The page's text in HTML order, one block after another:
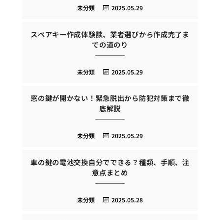
2025.05.29
未分類
スペアキー作成体験談、業者選びから作成完了ま
での道のり
2025.05.29
未分類
窓の鍵が開かない！緊急脱出から防犯対策まで徹
底解説
2025.05.29
未分類
車の鍵の電池交換自分でできる？種類、手順、注
意点まとめ
2025.05.28
未分類